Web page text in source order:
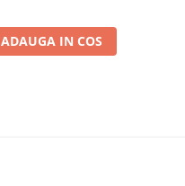
ADAUGA IN COS